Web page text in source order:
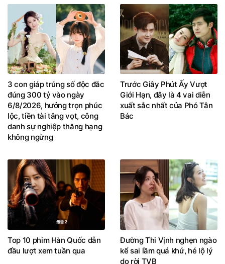
3 con giáp trúng số độc đắc
đúng 300 tỷ vào ngày
6/8/2026, hưởng trọn phúc
lộc, tiền tài tăng vọt, công
danh sự nghiệp thăng hạng
không ngừng
Trước Giây Phút Ấy Vượt
Giới Hạn, đây là 4 vai diễn
xuất sắc nhất của Phó Tân
Bác
Top 10 phim Hàn Quốc dẫn
đầu lượt xem tuần qua
Đường Thi Vịnh nghẹn ngào
kể sai lầm quá khứ, hé lộ lý
do rời TVB